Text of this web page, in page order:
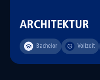
ARCHITEKTUR
Bachelor Vollzeit